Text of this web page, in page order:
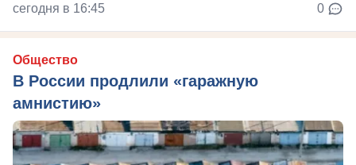
сегодня в 16:45 0
Общество
В России продлили «гаражную
амнистию»